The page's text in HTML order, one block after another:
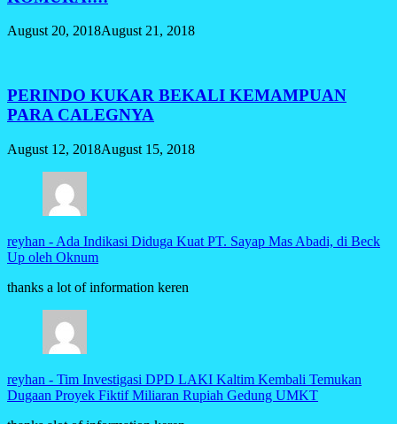
August 20, 2018August 21, 2018
PERINDO KUKAR BEKALI KEMAMPUAN
PARA CALEGNYA
August 12, 2018August 15, 2018
reyhan - Ada Indikasi Diduga Kuat PT. Sayap Mas Abadi, di Beck
Up oleh Oknum
thanks a lot of information keren
reyhan - Tim Investigasi DPD LAKI Kaltim Kembali Temukan
Dugaan Proyek Fiktif Miliaran Rupiah Gedung UMKT